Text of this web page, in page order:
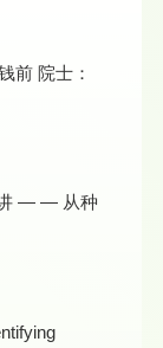
前 院士：